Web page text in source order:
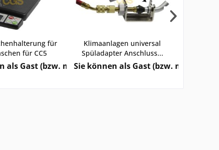
sehen Status) keine Preise sehen
für
für CC5
als Gast (bzw. mit Ihrem derzeitigen Status) keine
Klimaanlagen universal
Spüladapter Anschluss...
Sie können als Gast (bzw. mit Ihrem